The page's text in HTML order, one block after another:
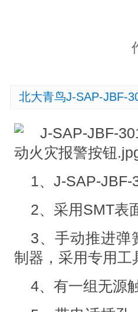
北大青鸟J-SAP-JBF-
1、J-SAP-
2、采用SMT表
3、手动推进弹
制器，采用专用工
4、有一组无源